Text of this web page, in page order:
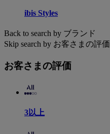
ibis Styles
Back to search by ブランド
Skip search by お客さまの評価
お客さまの評価
3以上